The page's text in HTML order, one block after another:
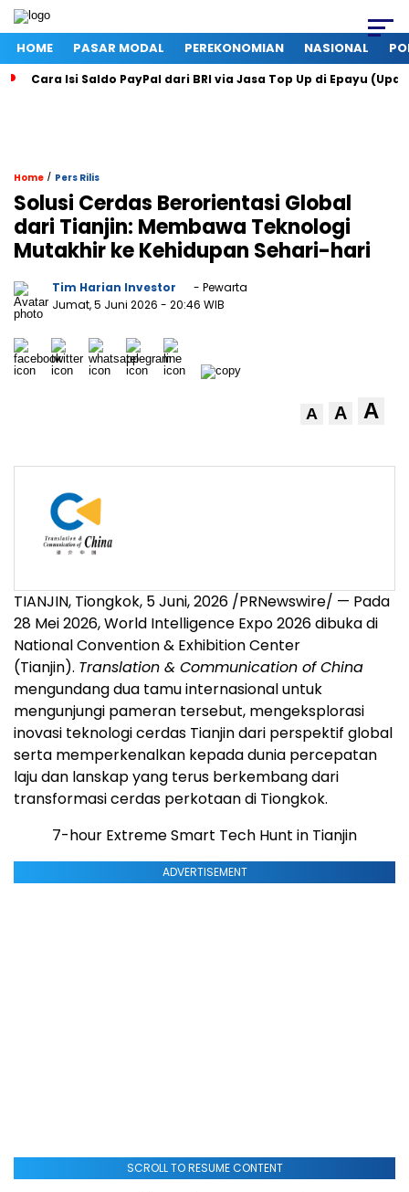
HOME PASAR MODAL PEREKONOMIAN NASIONAL
Cara Isi Saldo PayPal dari BRI via Jasa Top Up di Epayu
Home / Pers Rilis
Solusi Cerdas Berorientasi Global
dari Tianjin: Membawa Teknologi
Mutakhir ke Kehidupan Sehari-hari
Tim Harian Investor
- Pewarta
Jumat, 5 Juni 2026 - 20:46 WIB
A A A
TIANJIN, Tiongkok, 5 Juni, 2026 /PRNewswire/ — Pada
28 Mei 2026, World Intelligence Expo 2026 dibuka di
National Convention & Exhibition Center
(Tianjin). Translation & Communication of China
mengundang dua tamu internasional untuk
mengunjungi pameran tersebut, mengeksplorasi
inovasi teknologi cerdas Tianjin dari perspektif global
serta memperkenalkan kepada dunia percepatan
laju dan lanskap yang terus berkembang dari
transformasi cerdas perkotaan di Tiongkok.
7-hour Extreme Smart Tech Hunt in Tianjin
ADVERTISEMENT
SCROLL TO RESUME CONTENT